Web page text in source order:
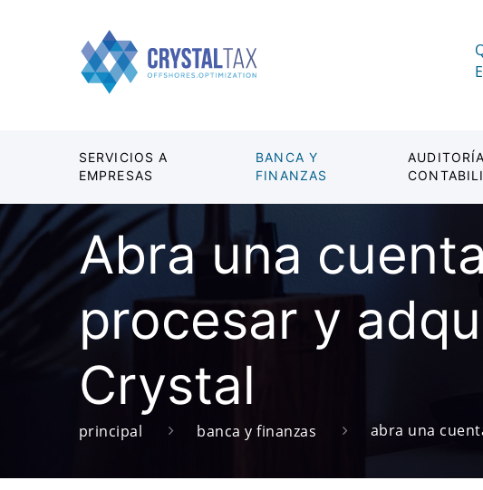
SERVICIOS A
EMPRESAS
BANCA Y
FINANZAS
Abra una
procesar y
Crystal
principal banca y finanzas abra una